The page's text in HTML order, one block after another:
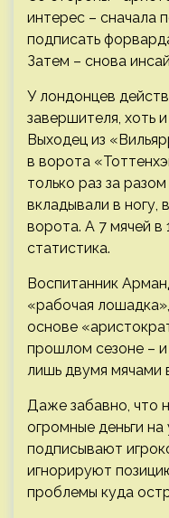
интерес – сначала
подписать
Затем – снова
У лондонцев
завершителя, хоть
Выходец из
в ворота
только раз за
вкладывали в ногу,
ворота. А 7 мячей в
статистика.
Воспитанник
«рабочая
основе
прошлом сезоне –
лишь двумя мячами
Даже забавно, что
огромные деньги
подписывают
игнорируют
проблемы куда